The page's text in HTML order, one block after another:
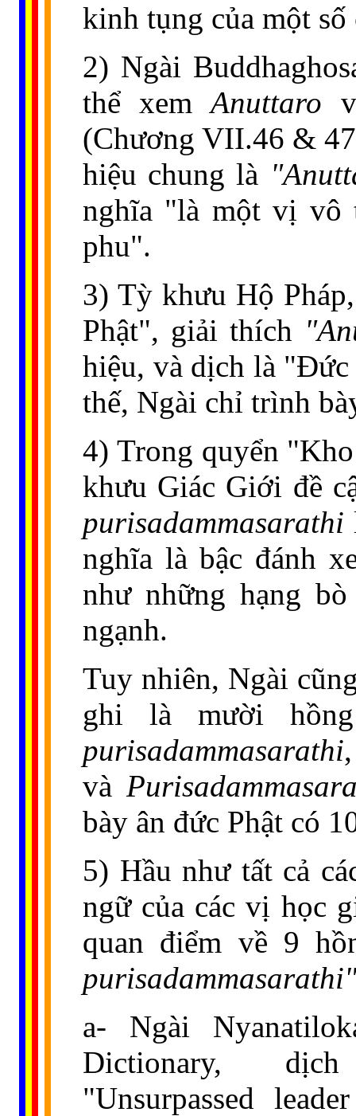
kinh tụng của một số
2) Ngài
thể xemAnuttaro
(Chương VII.46 &
hiệu chung là
nghĩa "là một vị vô
phu".
3) Tỳ khưu Hộ
Phật", giải thích
hiệu, và dịch là
thế, Ngài chỉ trình
4) Trong quyển
khưu Giác Giới đề
purisadammasarathi
nghĩa là bậc đánh
như những hạng
ngạnh.
Tuy nhiên, Ngài
ghi là mười
purisadammasarathi
và
bày ân đức Phật có
5) Hầu như tất cả
ngữ của các vị học
quan điểm về 9
purisadammasarathi"
a- Ngài
Dictionary,
"Unsurpassed